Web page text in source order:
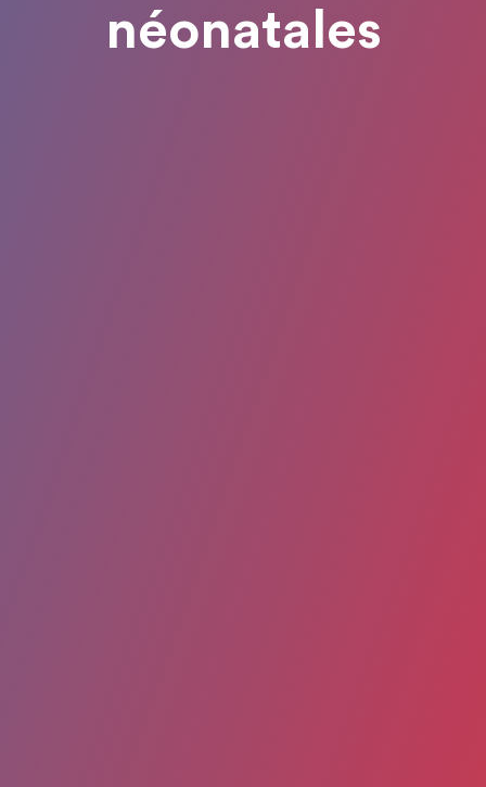
néonatales